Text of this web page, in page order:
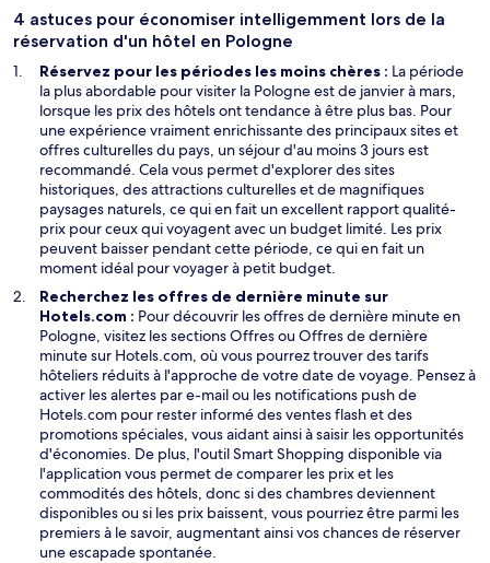
4 astuces pour économiser intelligemment lors de la
réservation d'un hôtel en Pologne
Réservez pour les périodes les moins chères : La période
la plus abordable pour visiter la Pologne est de janvier à mars,
lorsque les prix des hôtels ont tendance à être plus bas. Pour
une expérience vraiment enrichissante des principaux sites et
offres culturelles du pays, un séjour d'au moins 3 jours est
recommandé. Cela vous permet d'explorer des sites
historiques, des attractions culturelles et de magnifiques
paysages naturels, ce qui en fait un excellent rapport qualité-
prix pour ceux qui voyagent avec un budget limité. Les prix
peuvent baisser pendant cette période, ce qui en fait un
moment idéal pour voyager à petit budget.
Recherchez les offres de dernière minute sur
Hotels.com : Pour découvrir les offres de dernière minute en
Pologne, visitez les sections Offres ou Offres de dernière
minute sur Hotels.com, où vous pourrez trouver des tarifs
hôteliers réduits à l'approche de votre date de voyage. Pensez à
activer les alertes par e-mail ou les notifications push de
Hotels.com pour rester informé des ventes flash et des
promotions spéciales, vous aidant ainsi à saisir les opportunités
d'économies. De plus, l'outilSmart Shopping S
’
o
u
v
disponible via
l'application vous permet de comparer les prix et les
commodités des hôtels, donc si des chambres deviennent
disponibles ou si les prix baissent, vous pourriez être parmi les
premiers à le savoir, augmentant ainsi vos chances de réserver
une escapade spontanée.